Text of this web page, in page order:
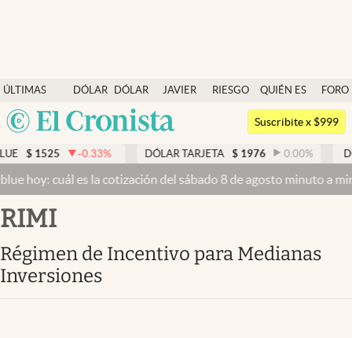
ÚLTIMAS
NOTICIAS
DÓLAR
DÓLAR
BLUE
JAVIER
RIESGO
QUIÉN ES
QUIÉN
FORO
Argentina
México
Dólar
Members
Economía y Política
Finanzas y Mercados
Mercados Online
Columnistas
Suscribite x $999
-0.33% DÓLAR TARJETA $ 1976 0.00% DÓLAR MEP
es la cotización del sábado 8 de agosto minuto a minutoDólar
RIMI
Régimen de Incentivo para Medianas
Inversiones